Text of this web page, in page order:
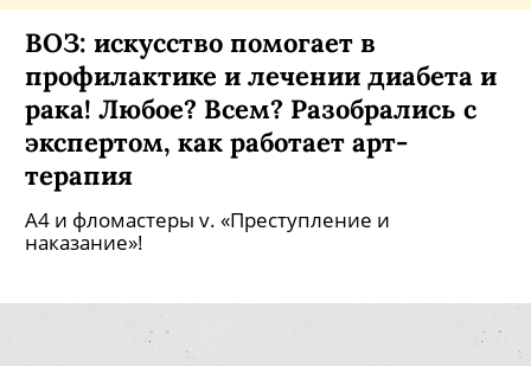
ВОЗ: искусство помогает в
профилактике и лечении диабета и
рака! Любое? Всем? Разобрались с
экспертом, как работает арт-
терапия
А4 и фломастеры v. «Преступление и
наказание»!